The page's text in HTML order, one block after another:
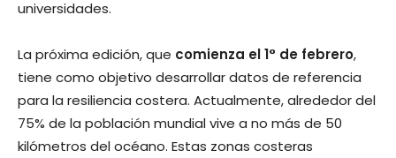
universidades.
La próxima edición, que comienza el 1° de febrero,
tiene como objetivo desarrollar datos de referencia
para la resiliencia costera. Actualmente, alrededor del
75% de la población mundial vive a no más de 50
kilómetros del océano. Estas zonas costeras